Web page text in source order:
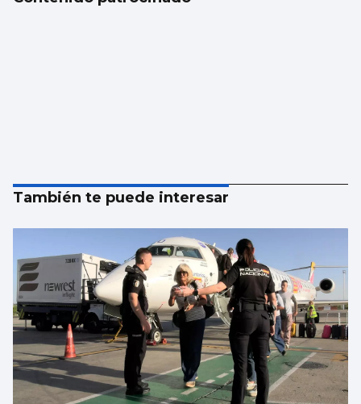
También te puede interesar